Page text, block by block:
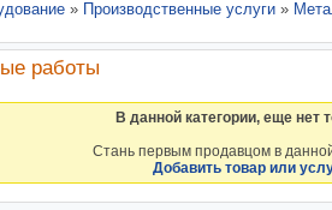
» Производственные услуги »
работы
В данной категории, еще нет
Стань первым продавцом в
Добавить товар или